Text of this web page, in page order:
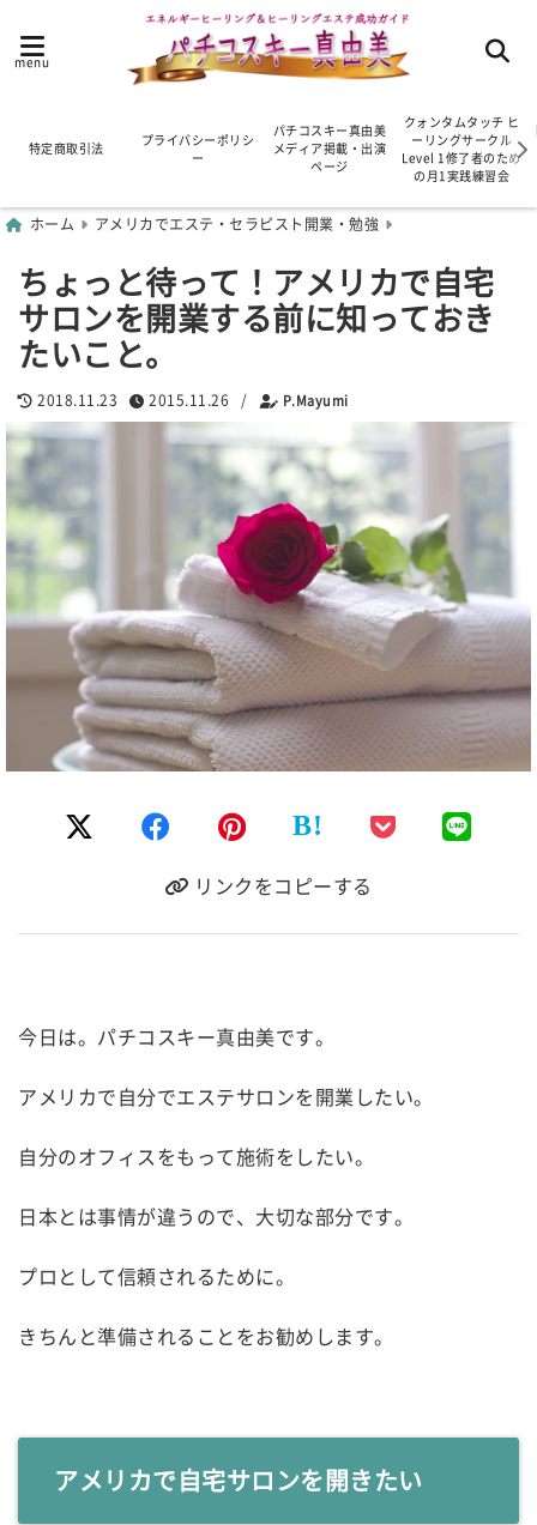
menu
特定商取引法
プライバシーポリシ
ー
パチコスキー真由美
メディア掲載・出演
ページ
クォンタムタッチ ヒ
ーリングサークル
Level 1修了者のため
の月1実践練習会
ホーム アメリカでエステ・セラピスト開業・勉強
ちょっと待って！アメリカで自宅
サロンを開業する前に知っておき
たいこと。
2018.11.23 2015.11.26 / P.Mayumi
B!
リンクをコピーする
今日は。パチコスキー真由美です。
アメリカで自分でエステサロンを開業したい。
自分のオフィスをもって施術をしたい。
日本とは事情が違うので、大切な部分です。
プロとして信頼されるために。
きちんと準備されることをお勧めします。
アメリカで自宅サロンを開きたい